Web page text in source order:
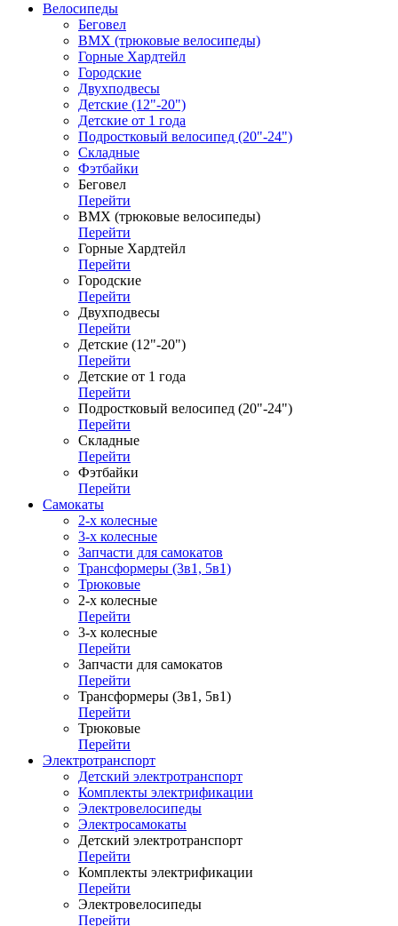
Велосипеды
Беговел
ВМХ (трюковые велосипеды)
Горные Хардтейл
Городские
Двухподвесы
Детские (12"-20")
Детские от 1 года
Подростковый велосипед (20"-24")
Складные
Фэтбайки
Беговел
Перейти
ВМХ (трюковые велосипеды)
Перейти
Горные Хардтейл
Перейти
Городские
Перейти
Двухподвесы
Перейти
Детские (12"-20")
Перейти
Детские от 1 года
Перейти
Подростковый велосипед (20"-24")
Перейти
Складные
Перейти
Фэтбайки
Перейти
Самокаты
2-х колесные
3-х колесные
Запчасти для самокатов
Трансформеры (3в1, 5в1)
Трюковые
2-х колесные
Перейти
3-х колесные
Перейти
Запчасти для самокатов
Перейти
Трансформеры (3в1, 5в1)
Перейти
Трюковые
Перейти
Электротранспорт
Детский электротранспорт
Комплекты электрификации
Электровелосипеды
Электросамокаты
Детский электротранспорт
Перейти
Комплекты электрификации
Перейти
Электровелосипеды
Перейти